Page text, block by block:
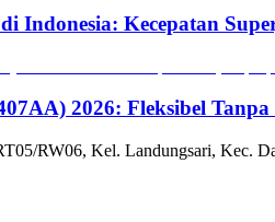
Indonesia: Kecepatan
2026: Fleksibel
RW06, Kel. Landungsari, Kec.